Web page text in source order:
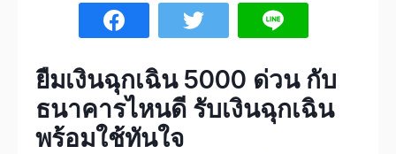
ยืมเงินฉุกเฉิน 5000 ด่วน กับ
ธนาคารไหนดี รับเงินฉุกเฉิน
พร้อมใช้ทันใจ